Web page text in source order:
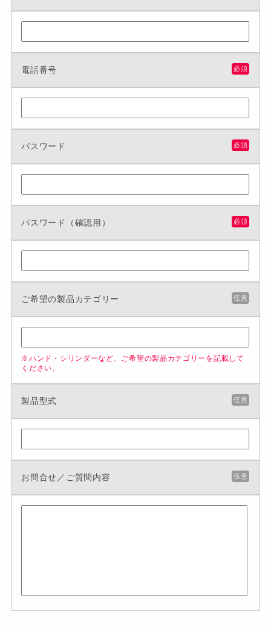
電話番号 必須
パスワード 必須
パスワード（確認用） 必須
ご希望の製品カテゴリー 任意
※ハンド・シリンダーなど、ご希望の製品カテゴリーを記載して
ください。
製品型式 任意
お問合せ／ご質問内容 任意